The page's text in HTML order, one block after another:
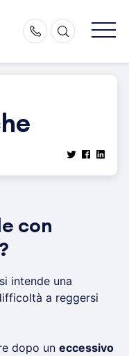
con
intende una
a reggersi
dopo un eccessivo